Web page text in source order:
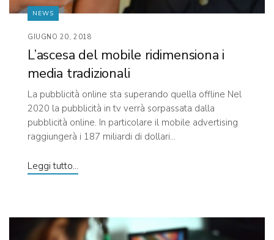
NEWS
GIUGNO 20, 2018
L’ascesa del mobile ridimensiona i
media tradizionali
La pubblicità online sta superando quella offline Nel
2020 la pubblicità in tv verrà sorpassata dalla
pubblicità online. In particolare il mobile advertising
raggiungerà i 187 miliardi di dollari...
Leggi tutto...